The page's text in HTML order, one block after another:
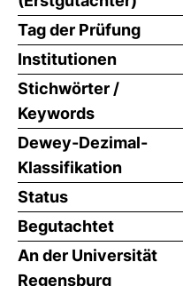
Tag der Prüfung
Institutionen
Stichwörter /
Keywords
Dewey-Dezimal-
Klassifikation
Status
Begutachtet
An der Universität
Regensburg